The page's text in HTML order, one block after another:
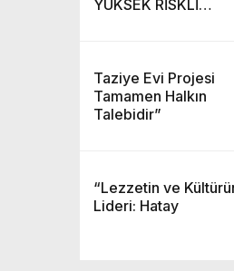
YÜKSEK RİSKLİ
Taziye Evi Projesi
Tamamen Halkın
Talebidir”
“Lezzetin ve
Lideri: Hatay